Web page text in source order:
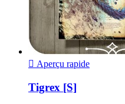
 Aperçu rapide
Tigrex [S]